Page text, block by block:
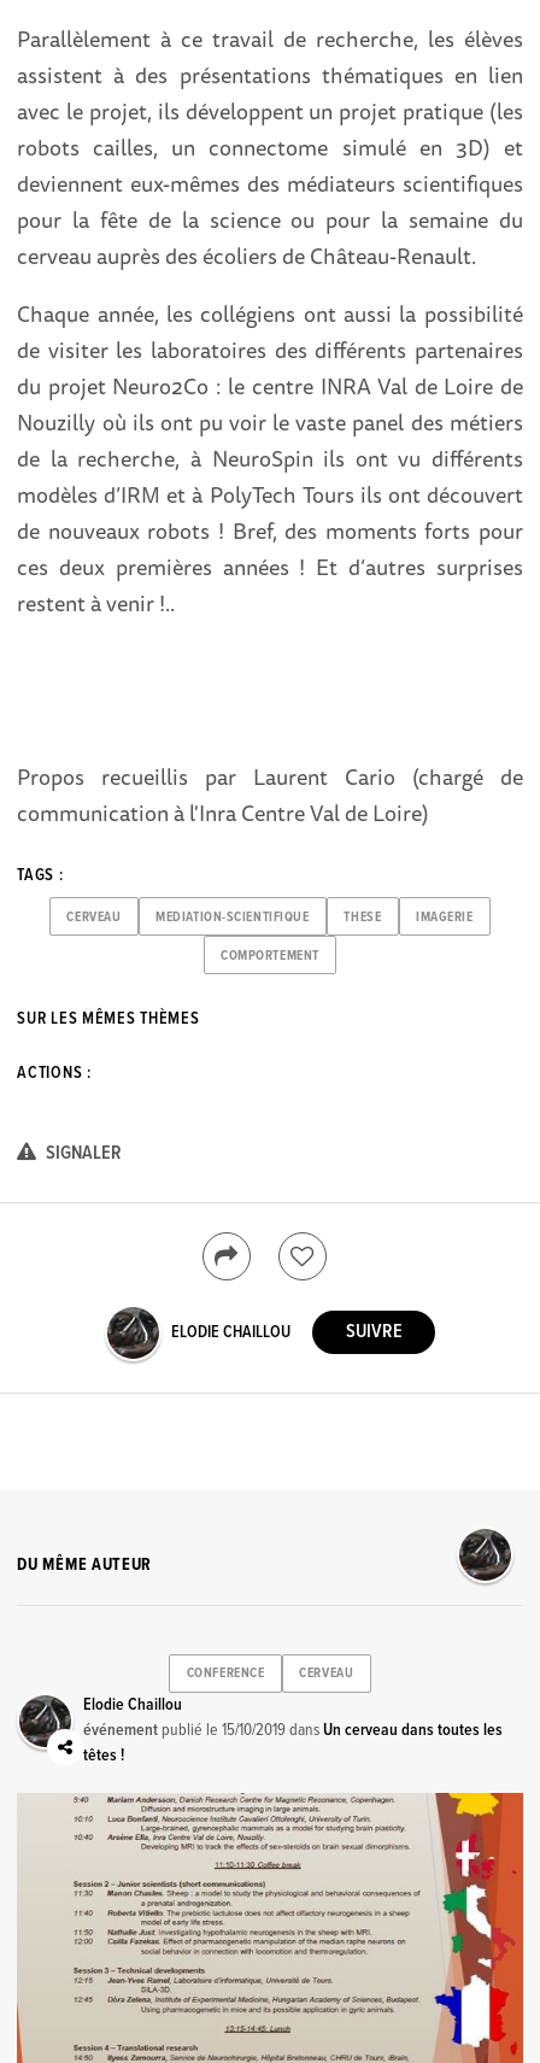
Parallèlement à ce travail de recherche, les élèves
assistent à des présentations thématiques en lien
avec le projet, ils développent un projet pratique (les
robots cailles, un connectome simulé en 3D) et
deviennent eux-mêmes des médiateurs scientifiques
pour la fête de la science ou pour la semaine du
cerveau auprès des écoliers de Château-Renault.
Chaque année, les collégiens ont aussi la possibilité
de visiter les laboratoires des différents partenaires
du projet Neuro2Co : le centre INRA Val de Loire de
Nouzilly où ils ont pu voir le vaste panel des métiers
de la recherche, à NeuroSpin ils ont vu différents
modèles d’IRM et à PolyTech Tours ils ont découvert
de nouveaux robots ! Bref, des moments forts pour
ces deux premières années ! Et d’autres surprises
restent à venir !..
Propos recueillis par Laurent Cario (chargé de
communication à l'Inra Centre Val de Loire)
TAGS :
CERVEAU MEDIATION-SCIENTIFIQUE THESE IMAGERIE
COMPORTEMENT
SUR LES MÊMES THÈMES
ACTIONS :
SIGNALER
ELODIE CHAILLOU
DU MÊME AUTEUR
CONFERENCE CERVEAU
Elodie Chaillou
événement publié le15/10/2019dansUn cerveau dans toutes les
têtes !